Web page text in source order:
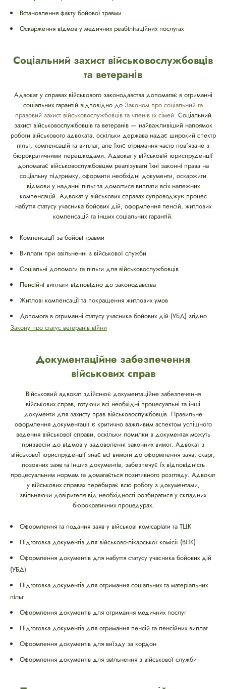
Встановлення факту бойової травми
Оскарження відмов у медичних реабілітаційних послугах
Соціальний захист військовослужбовців
та ветеранів
Адвокат у справах військового законодавства допомагає в отриманні
соціальних гарантій відповідно до Законом про соціальний та
правовий захист військовослужбовців та членів їх сімей. Соціальний
захист військовослужбовців та ветеранів — найважливіший напрямок
роботи військового адвоката, оскільки держава надає широкий спектр
пільг, компенсацій та виплат, але їхнє отримання часто пов'язане з
бюрократичними перешкодами. Адвокат у військовій юриспруденції
допомагає військовослужбовцям реалізувати їхні законні права на
соціальну підтримку, оформити необхідні документи, оскаржити
відмови у наданні пільг та домогтися виплати всіх належних
компенсацій. Адвокат у військових справах супроводжує процес
набуття статусу учасника бойових дій, оформлення пенсій, житлових
компенсацій та інших соціальних гарантій.
Компенсації за бойові травми
Виплати при звільненні з військової служби
Соціальні допомоги та пільги для військовослужбовців
Пенсійні виплати відповідно до законодавства
Житлові компенсації та покращення житлових умов
Допомога в отриманні статусу учасника бойових дій (УБД) згідно
Закону про статус ветеранів війни
Документаційне забезпечення
військових справ
Військовий адвокат здійснює документаційне забезпечення
військових справ, готуючи всі необхідні процесуальні та інші
документи для захисту прав військовослужбовців. Правильне
оформлення документації є критично важливим аспектом успішного
ведення військової справи, оскільки помилки в документах можуть
призвести до відмов у задоволенні законних вимог. Адвокат з
військової юриспруденції знає всі вимоги до оформлення заяв, скарг,
позовних заяв та інших документів, забезпечує їх відповідність
процесуальним нормам та домагається позитивного розгляду. Адвокат
у військових справах перебирає всю роботу з документами,
звільняючи довірителя від необхідності розбиратися у складних
бюрократичних процедурах.
Оформлення та подання заяв у військові комісаріати та ТЦК
Підготовка документів для військово-лікарської комісії (ВЛК)
Оформлення документів для набуття статусу учасника бойових дій
(УБД)
Підготовка документів для отримання соціальних та матеріальних
пільг
Оформлення документів для отримання медичних послуг
Підготовка документів для отримання пенсій та пенсійних виплат
Оформлення документів для виїзду за кордон
Оформлення документів для звільнення з військової служби